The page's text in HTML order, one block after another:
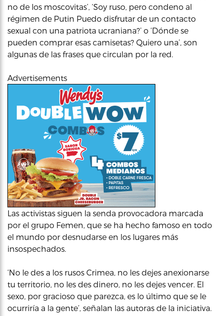
no de los moscovitas’, ‘Soy ruso, pero condeno al
régimen de Putin Puedo disfrutar de un contacto
sexual con una patriota ucraniana?’ o ‘Dónde se
pueden comprar esas camisetas? Quiero una’, son
algunas de las frases que circulan por la red.
Advertisements
Las activistas siguen la senda provocadora marcada
por el grupo Femen, que se ha hecho famoso en todo
el mundo por desnudarse en los lugares más
insospechados.
‘No le des a los rusos Crimea, no les dejes anexionarse
tu territorio, no les des dinero, no les dejes vencer. El
sexo, por gracioso que parezca, es lo último que se le
ocurriría a la gente’, señalan las autoras de la iniciativa.